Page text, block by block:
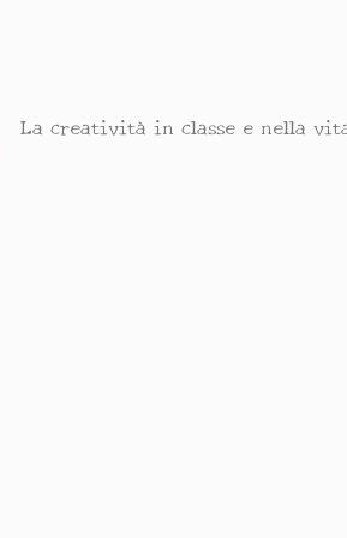
La creatività in classe e nella